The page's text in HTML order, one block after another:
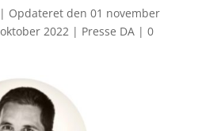
| Opdateret den 01 november
2022| Presse DA| 0